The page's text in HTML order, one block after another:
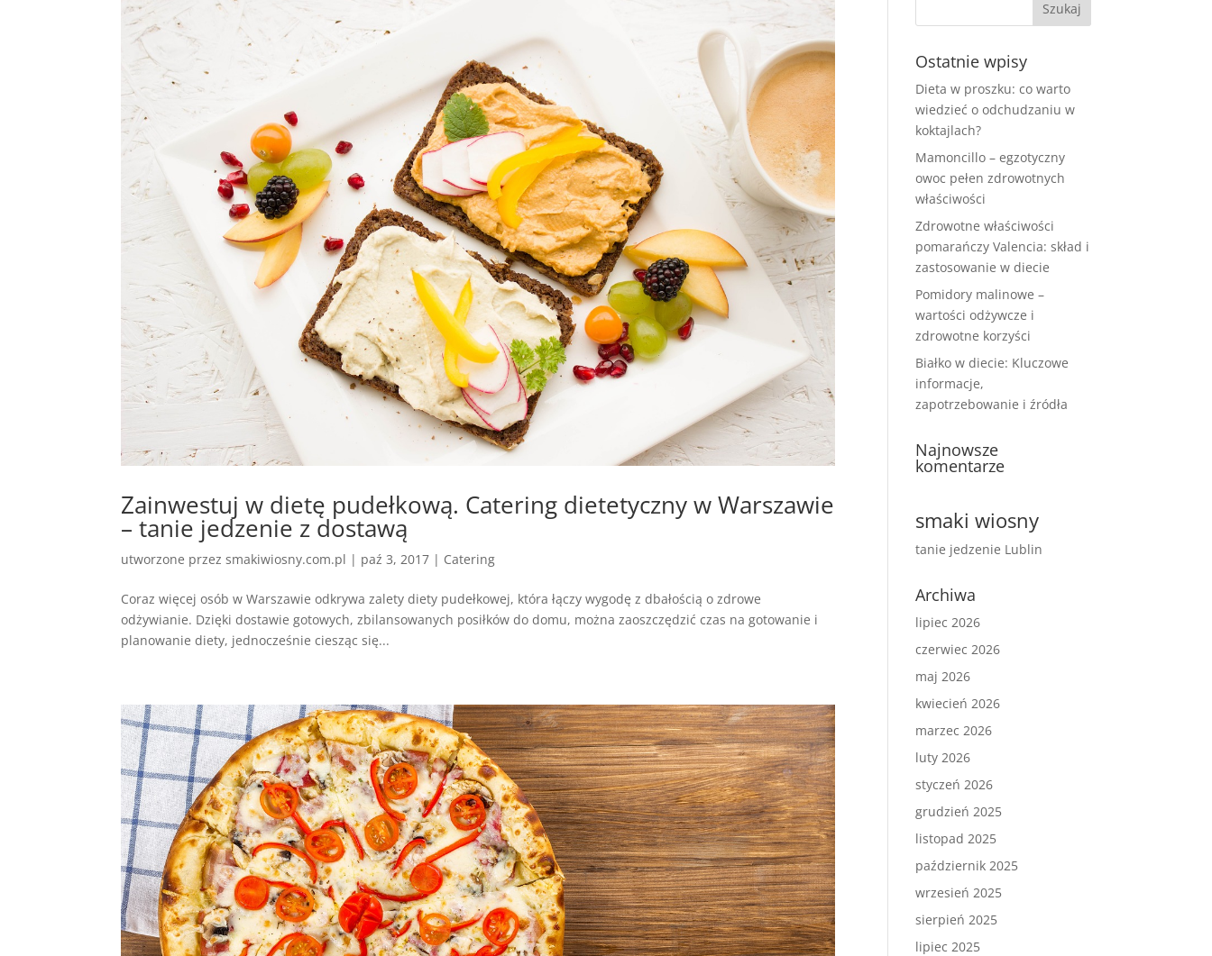
Zainwestuj w dietę pudełkową. Catering dietetyczny w Warszawie
– tanie jedzenie z dostawą
utworzone przezsmakiwiosny.com.pl | paź 3, 2017 | Catering
Coraz więcej osób w Warszawie odkrywa zalety diety pudełkowej, która łączy wygodę z dbałością o zdrowe
odżywianie. Dzięki dostawie gotowych, zbilansowanych posiłków do domu, można zaoszczędzić czas na gotowanie i
planowanie diety, jednocześnie ciesząc się...
Ostatnie wpisy
Dieta w proszku: co warto
wiedzieć o odchudzaniu w
koktajlach?
Mamoncillo – egzotyczny
owoc pełen zdrowotnych
właściwości
Zdrowotne właściwości
pomarańczy Valencia: skład i
zastosowanie w diecie
Pomidory malinowe –
wartości odżywcze i
zdrowotne korzyści
Białko w diecie: Kluczowe
informacje,
zapotrzebowanie i źródła
Najnowsze
komentarze
smaki wiosny
tanie jedzenie Lublin
Archiwa
lipiec 2026
czerwiec 2026
maj 2026
kwiecień 2026
marzec 2026
luty 2026
styczeń 2026
grudzień 2025
listopad 2025
październik 2025
wrzesień 2025
sierpień 2025
lipiec 2025